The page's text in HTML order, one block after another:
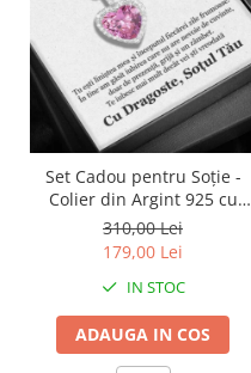
Set Cadou pentru Soție -
Colier din Argint 925 cu
Pandantiv Perla Roz, placat
cu rodiu, în Cutie Elegantă
cu Mesaj Emoționant
310,00 Lei
179,00 Lei
IN STOC
ADAUGA IN COS